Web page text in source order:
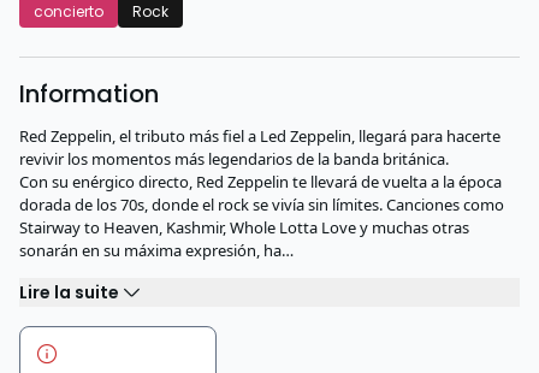
concierto Rock
Information
Red Zeppelin, el tributo más fiel a Led Zeppelin, llegará para hacerte
revivir los momentos más legendarios de la banda británica.
Con su enérgico directo, Red Zeppelin te llevará de vuelta a la época
dorada de los 70s, donde el rock se vivía sin límites. Canciones como
Stairway to Heaven, Kashmir, Whole Lotta Love y muchas otras
sonarán en su máxima expresión, ha…
Lire la suite